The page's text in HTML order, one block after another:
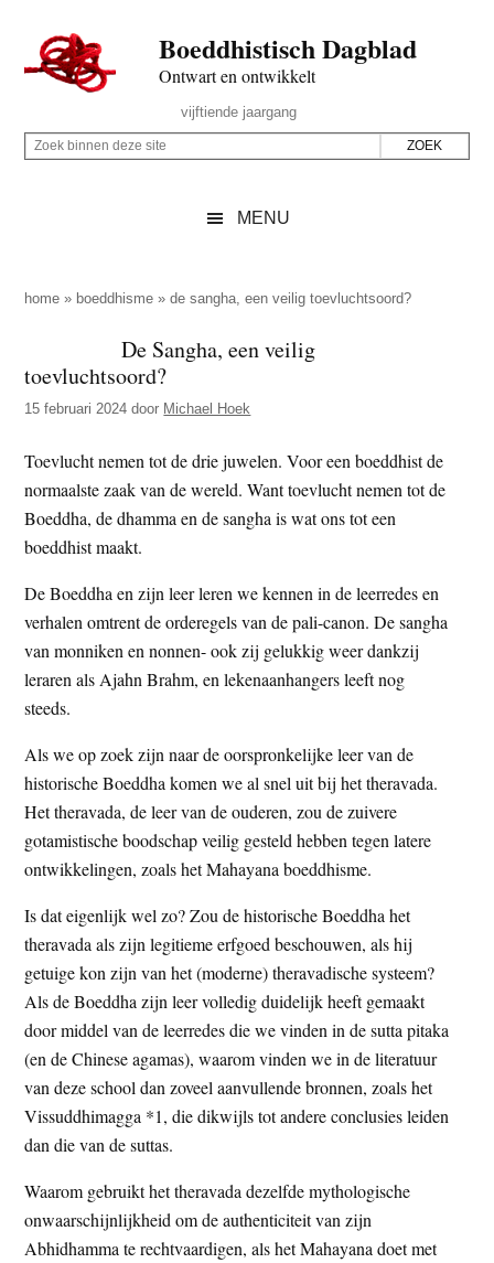
naar
de
inhoud
secondary
naar
de
sidebar
naar
de
Boeddhistisch Dagblad
Ontwart en ontwikkelt
Rechts
vijftiende jaargang
Z
p
e
z
e
s
i
t
e
Z
i
e
n
e
z
e
s
t
e
MENU
home » boeddhisme »de sangha, een veilig toevluchtsoord?
De Sangha, een veilig
toevluchtsoord?
15 februari 2024 door Michael Hoek
Toevlucht nemen tot de drie juwelen. Voor een boeddhist de
normaalste zaak van de wereld. Want toevlucht nemen tot de
Boeddha, de dhamma en de sangha is wat ons tot een
boeddhist maakt.
De Boeddha en zijn leer leren we kennen in de leerredes en
verhalen omtrent de orderegels van de pali-canon. De sangha
van monniken en nonnen- ook zij gelukkig weer dankzij
leraren als Ajahn Brahm, en lekenaanhangers leeft nog
steeds.
Als we op zoek zijn naar de oorspronkelijke leer van de
historische Boeddha komen we al snel uit bij het theravada.
Het theravada, de leer van de ouderen, zou de zuivere
gotamistische boodschap veilig gesteld hebben tegen latere
ontwikkelingen, zoals het Mahayana boeddhisme.
Is dat eigenlijk wel zo? Zou de historische Boeddha het
theravada als zijn legitieme erfgoed beschouwen, als hij
getuige kon zijn van het (moderne) theravadische systeem?
Als de Boeddha zijn leer volledig duidelijk heeft gemaakt
door middel van de leerredes die we vinden in de sutta pitaka
(en de Chinese agamas), waarom vinden we in de literatuur
van deze school dan zoveel aanvullende bronnen, zoals het
Vissuddhimagga *1, die dikwijls tot andere conclusies leiden
dan die van de suttas.
Waarom gebruikt het theravada dezelfde mythologische
onwaarschijnlijkheid om de authenticiteit van zijn
Abhidhamma te rechtvaardigen, als het Mahayana doet met